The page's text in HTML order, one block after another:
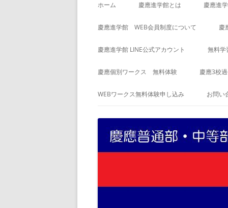
ホーム 慶應進学館とは 慶應進
慶應進学館 WEB会員制度について 慶
慶應進学館 LINE公式アカウント 無料学
慶應個別ワークス 無料体験 慶應3校
WEBワークス無料体験申し込み お問い